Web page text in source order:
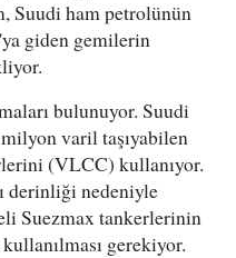
Suudi ham petrolünün
giden gemilerin
bulunuyor. Suudi
varil taşıyabilen
(VLCC) kullanıyor.
derinliği nedeniyle
Suezmax tankerlerinin
gerekiyor.